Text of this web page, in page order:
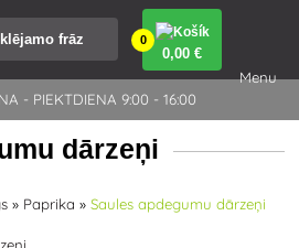
- PIEKTDIENA 9:00 - 16:00
0
0,00 €
Menu
dārzeņi
» Paprika »Saules apdegumu dārzeņi